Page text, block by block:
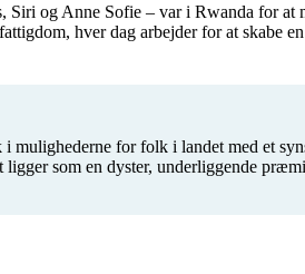
Siri og Anne Sofie – var i Rwanda for
hver dag arbejder for at skabe
for folk i landet med et
som en dyster, underliggende